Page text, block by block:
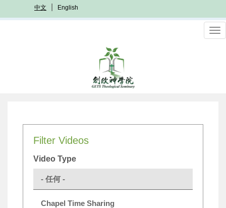
至
中文 English
Filter Videos
Video Type
- 任何 -
Chapel Time Sharing